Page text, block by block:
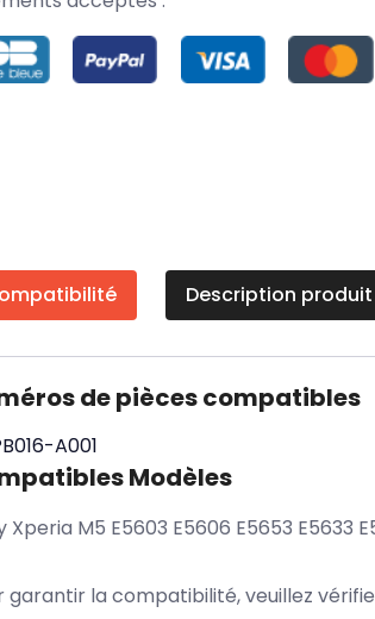
Description produit
de pièces compatibles
A001
Modèles
Xperia M5 E5603 E5606 E5653 E5633
garantir la compatibilité, veuillez